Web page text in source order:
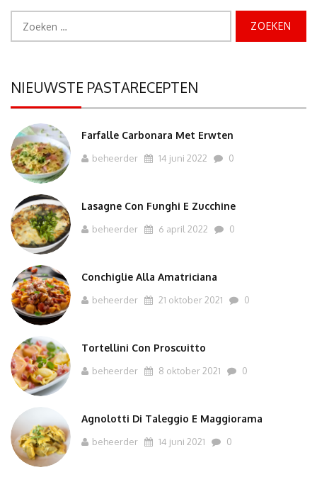
NIEUWSTE PASTARECEPTEN
Farfalle Carbonara Met Erwten
beheerder 14 juni 2022 0
Lasagne Con Funghi E Zucchine
beheerder 6 april 2022 0
Conchiglie Alla Amatriciana
beheerder 21 oktober 2021 0
Tortellini Con Proscuitto
beheerder 8 oktober 2021 0
Agnolotti Di Taleggio E Maggiorama
beheerder 14 juni 2021 0